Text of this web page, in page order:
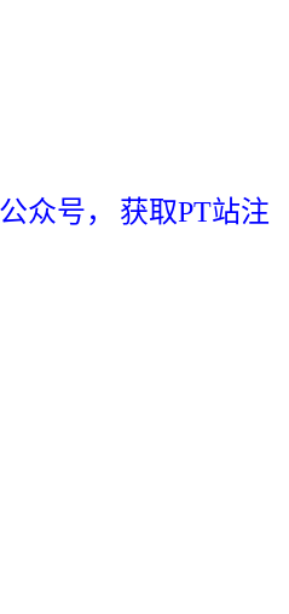
众号， 获取PT站注